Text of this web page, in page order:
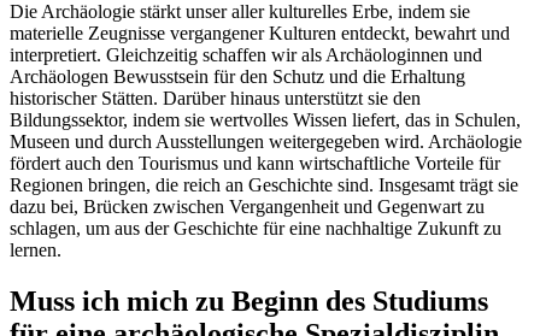
Die Archäologie stärkt unser aller kulturelles Erbe, indem sie
materielle Zeugnisse vergangener Kulturen entdeckt, bewahrt und
interpretiert. Gleichzeitig schaffen wir als Archäologinnen und
Archäologen Bewusstsein für den Schutz und die Erhaltung
historischer Stätten. Darüber hinaus unterstützt sie den
Bildungssektor, indem sie wertvolles Wissen liefert, das in Schulen,
Museen und durch Ausstellungen weitergegeben wird. Archäologie
fördert auch den Tourismus und kann wirtschaftliche Vorteile für
Regionen bringen, die reich an Geschichte sind. Insgesamt trägt sie
dazu bei, Brücken zwischen Vergangenheit und Gegenwart zu
schlagen, um aus der Geschichte für eine nachhaltige Zukunft zu
lernen.
Muss ich mich zu Beginn des Studiums